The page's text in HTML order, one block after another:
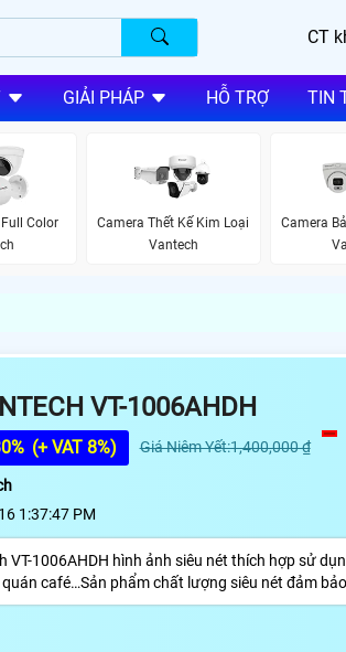
CT
GIẢI PHÁP HỖ TRỢ TIN
Color
Camera Thết Kế Kim Loại
Vantech
Camera
VT-1006AHDH
(+ VAT 8%) Giá Niêm Yết:1,400,000 ₫
1:37:47 PM
VT-1006AHDH hình ảnh siêu nét thích hợp sử
café…Sản phẩm chất lượng siêu nét đảm